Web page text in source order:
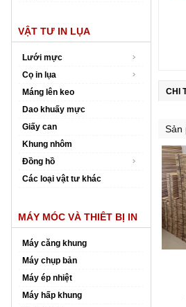
VẬT TƯ IN LỤA
Lưới mực
Cọ in lụa
Máng lên keo
Dao khuấy mực
Giấy can
Khung nhôm
Đồng hồ
Các loại vật tư khác
MÁY MÓC VÀ THIÊT BỊ IN
Máy căng khung
Máy chụp bản
Máy ép nhiệt
Máy hấp khung
CHI
Sản